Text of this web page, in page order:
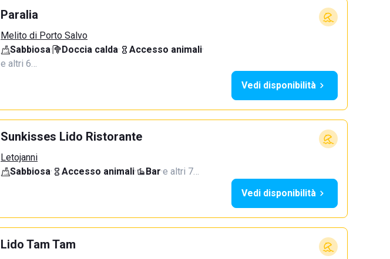
Paralia
Melito di Porto Salvo
Sabbiosa· Doccia calda· Accesso animali·
e altri 6…
Vedi disponibilità
Sunkisses Lido Ristorante
Letojanni
Sabbiosa· Accesso animali· Bar·e altri 7…
Vedi disponibilità
Lido Tam Tam